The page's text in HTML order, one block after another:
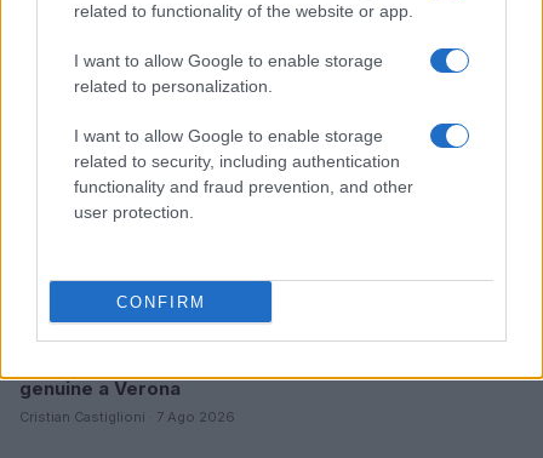
related to functionality of the website or app.
I want to allow Google to enable storage
related to personalization.
I want to allow Google to enable storage
related to security, including authentication
functionality and fraud prevention, and other
user protection.
CONFIRM
genuine a Verona
Cristian Castiglioni · 7 Ago 2026